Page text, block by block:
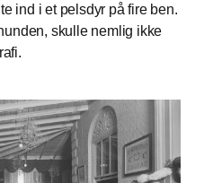
ind i et pelsdyr på fire ben.
skulle nemlig ikke